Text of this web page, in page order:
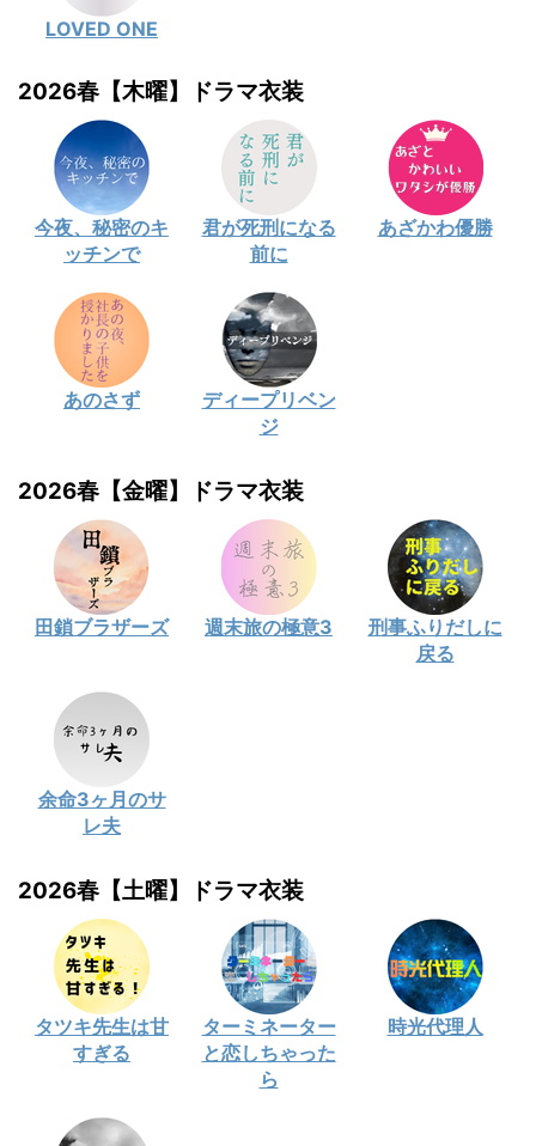
LOVED ONE
2026春【木曜】ドラマ衣装
今夜、秘密のキ
ッチンで
君が死刑になる
前に
あざかわ優勝
あのさず
ディープリベン
ジ
2026春【金曜】ドラマ衣装
田鎖ブラザーズ 週末旅の極意3
刑事ふりだしに
戻る
余命3ヶ月のサ
レ夫
2026春【土曜】ドラマ衣装
タツキ先生は甘
すぎる
ターミネーター
と恋しちゃった
ら
時光代理人